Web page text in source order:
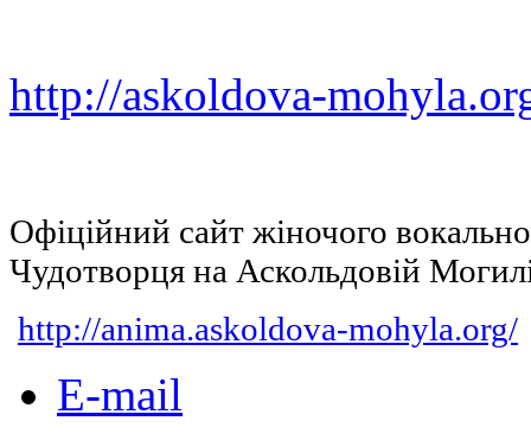
http://askoldova-
Офіційний сайт жіночого
Чудотворця на Аскольдовій
http://anima.askoldova-mohyla.org/
E-mail